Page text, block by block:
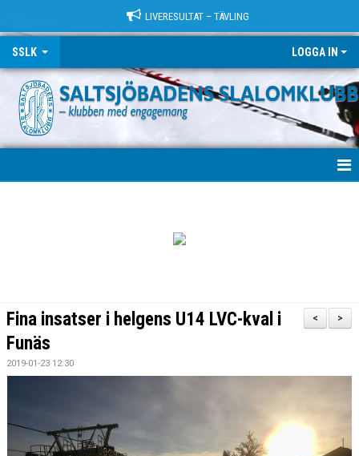
LIVERESULTAT – TÄVLING
SSLK LOGGA IN
TÄVLING
KALENDER
DOKUMENT
>
<
Fina insatser i helgens U14 LVC-kval i
Funäs
2019-01-23 12:30